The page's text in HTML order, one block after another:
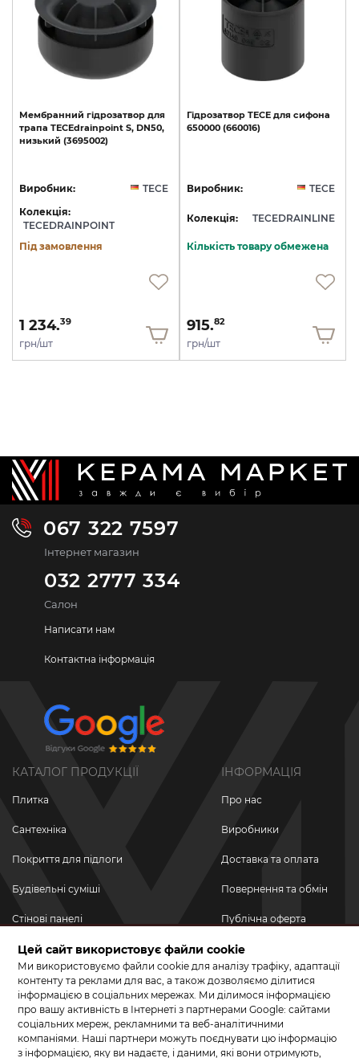
Мембранний гідрозатвор для
трапа TECEdrainpoint S, DN50,
низький (3695002)
Виробник:
TECE
Колекція:
TECEDRAINPOINT
Під замовлення
1 234.39
грн/шт
Гідрозатвор TECE для сифона
650000 (660016)
Виробник: TECE
Колекція: TECEDRAINLINE
Кількість товару обмежена
915.82
грн/шт
067 322 7597
Інтернет магазин
032 2777 334
Салон
Написати нам
Контактна інформація
КАТАЛОГ ПРОДУКЦІЇ
Плитка
Сантехніка
Покриття для підлоги
Будівельні суміші
Стінові панелі
Новинки
Акційні товари
Акції/Знижки
ІНФОРМАЦІЯ
Про нас
Виробники
Доставка та оплата
Повернення та обмін
Публічна оферта
Політика
конфіденційності
ПРИЄДНУЙТЕСЬ ДО НАС У СОЦМЕРЕЖАХ
Цей сайт використовує файли cookie
Ми використовуємо файли cookie для аналізу трафіку, адаптації
контенту та реклами для вас, а також дозволяємо ділитися
інформацією в соціальних мережах. Ми ділимося інформацією
про вашу активність в Інтернеті з партнерами Google: сайтами
соціальних мереж, рекламними та веб-аналітичними
компаніями. Наші партнери можуть поєднувати цю інформацію
з інформацією, яку ви надаєте, і даними, які вони отримують,